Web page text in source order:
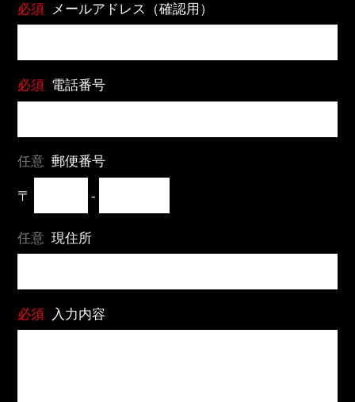
必須 メールアドレス（確認用）
必須 電話番号
任意 郵便番号
〒 -
任意 現住所
必須 入力内容